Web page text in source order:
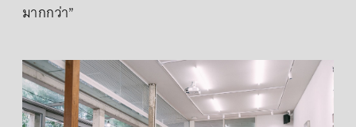
มากกว่า”